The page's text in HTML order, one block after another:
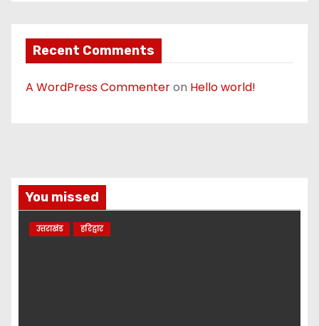
Recent Comments
A WordPress Commenteron Hello world!
You missed
उत्तराखंड हरिद्वार